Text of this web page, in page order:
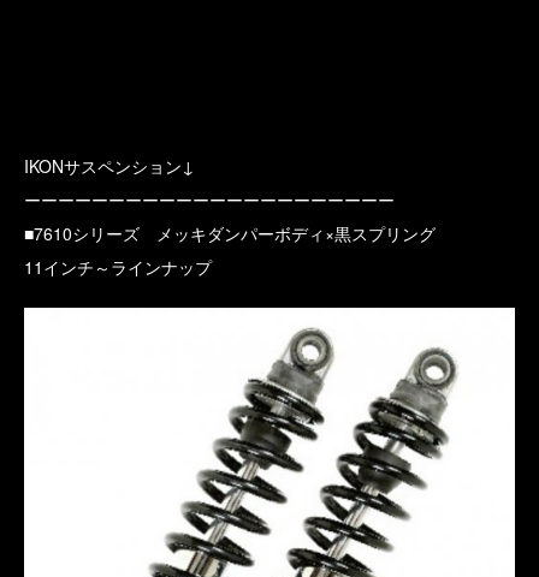
IKONサスペンション↓
ーーーーーーーーーーーーーーーーーーーーーー
■7610シリーズ メッキダンパーボディ×黒スプリング
11インチ～ラインナップ